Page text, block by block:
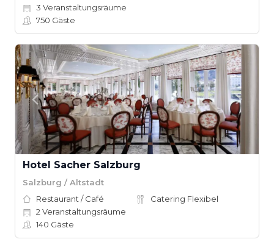
3 Veranstaltungsräume
750 Gäste
Hotel Sacher Salzburg
Salzburg / Altstadt
Restaurant / Café
Catering Flexibel
2 Veranstaltungsräume
140 Gäste